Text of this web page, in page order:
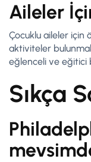
Aileler
Çocuklu aileler için
aktiviteler
eğlenceli ve eğitici
Sıkça